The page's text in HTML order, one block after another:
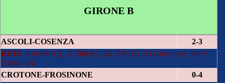
GIRONE B
ASCOLI-COSENZA
2-3
RETI: 4 Arioli (C), 11 Zilli (C), 20 Zilli (C), 53 Gurini (A), 90+1
Gurini (A)
CROTONE-FROSINONE
0-4